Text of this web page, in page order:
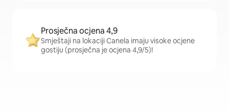
Prosječna ocjena 4,9
Smještaji na lokaciji Canela imaju visoke ocjene
gostiju (prosječna je ocjena 4,9/5)!